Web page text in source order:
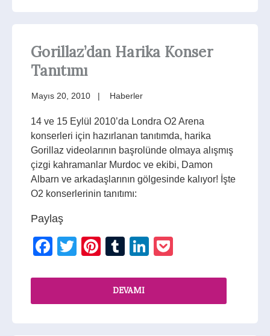
Gorillaz’dan Harika Konser
Tanıtımı
Mayıs 20, 2010 Haberler
14 ve 15 Eylül 2010’da Londra O2 Arena
konserleri için hazırlanan tanıtımda, harika
Gorillaz videolarının başrolünde olmaya alışmış
çizgi kahramanlar Murdoc ve ekibi, Damon
Albarn ve arkadaşlarının gölgesinde kalıyor! İşte
O2 konserlerinin tanıtımı:
Paylaş
Facebook
TwitterPinterest
TumblrLinkedIn
DEVAMI